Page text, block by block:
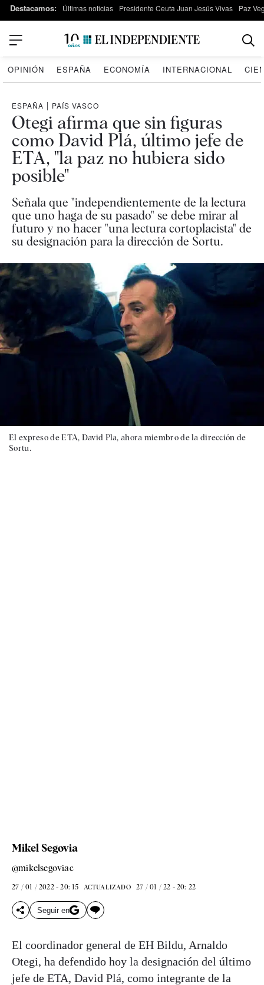
Destacamos: Últimas noticias Presidente Ceuta Juan Jesús Vivas Paz
OPINIÓN ESPAÑA ECONOMÍA INTERNACIONAL
ESPAÑA | PAÍS VASCO
Otegi afirma que sin figuras
como David Plá, último jefe de
ETA, "la paz no hubiera sido
posible"
Señala que "independientemente de la lectura
que uno haga de su pasado" se debe mirar al
futuro y no hacer "una lectura cortoplacista" de
su designación para la dirección de Sortu.
El expreso de ETA, David Pla, ahora miembro de la dirección de
Sortu.
Mikel Segovia
@mikelsegoviac
27 / 01 / 2022 - 20: 15 ACTUALIZADO 27 / 01 / 22 - 20: 22
Seguir en
El coordinador general de EH Bildu, Arnaldo
Otegi, ha defendido hoy la designación del último
jefe de ETA, David Plá, como integrante de la